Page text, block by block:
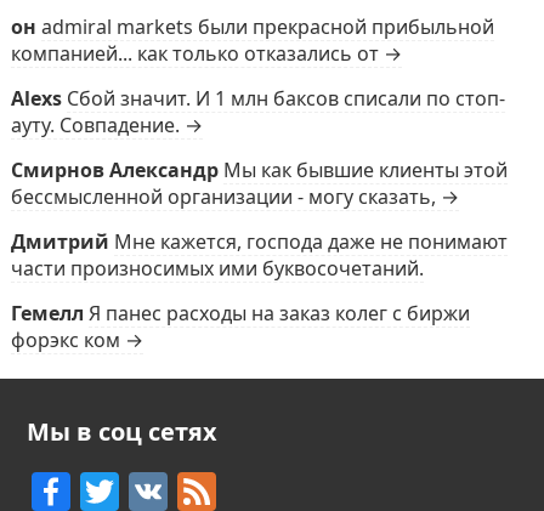
он admiral markets были прекрасной прибыльной
компанией... как только отказались от →
Alexs Сбой значит. И 1 млн баксов списали по стоп-
ауту. Совпадение. →
Смирнов Александр Мы как бывшие клиенты этой
бессмысленной организации - могу сказать, →
Дмитрий Мне кажется, господа даже не понимают
части произносимых ими буквосочетаний.
Гемелл Я панес расходы на заказ колег с биржи
форэкс ком →
Мы в соц сетях
F T V F